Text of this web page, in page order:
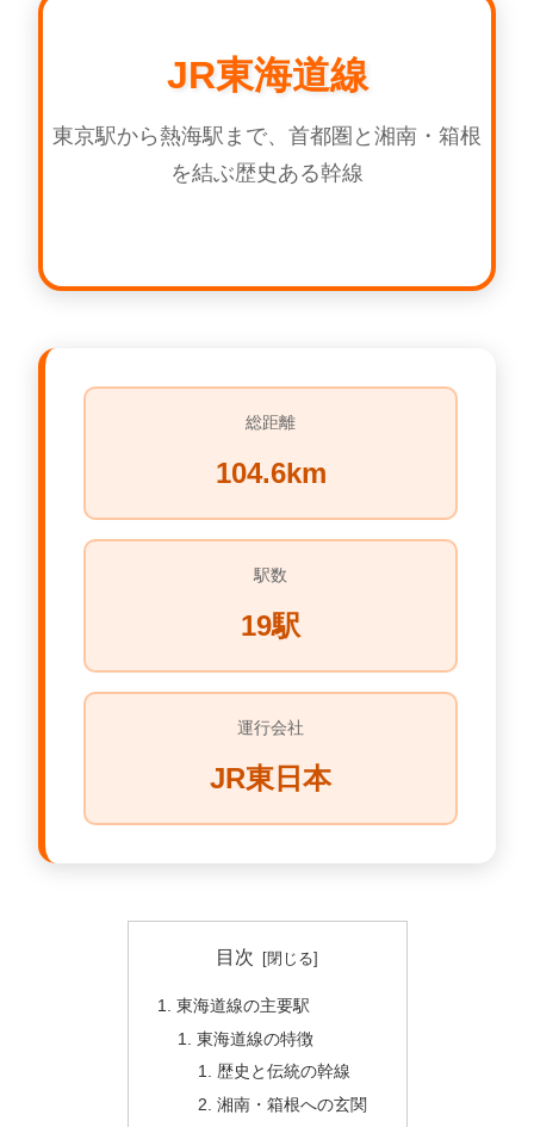
JR東海道線
東京駅から熱海駅まで、首都圏と湘南・箱根
を結ぶ歴史ある幹線
総距離
104.6km
駅数
19駅
運行会社
JR東日本
目次
東海道線の主要駅
東海道線の特徴
歴史と伝統の幹線
湘南・箱根への玄関